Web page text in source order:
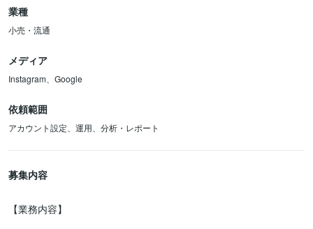
業種
小売・流通
メディア
Instagram、Google
依頼範囲
アカウント設定、運用、分析・レポート
募集内容
【業務内容】